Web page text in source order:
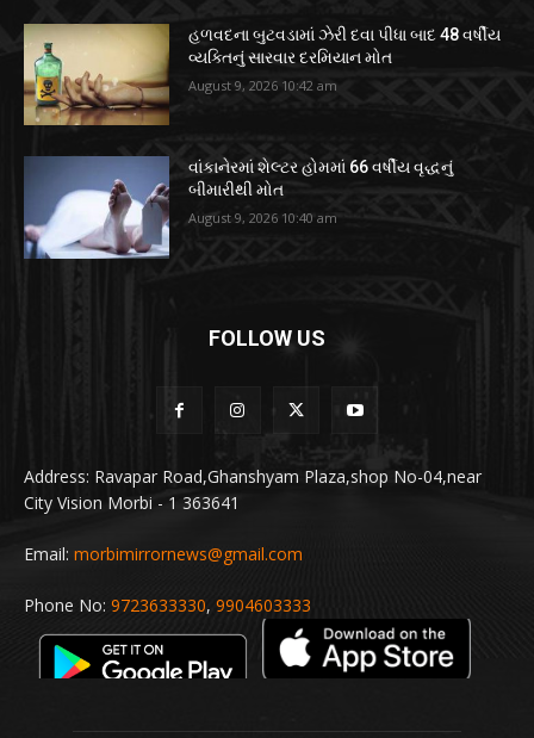
હળવદના બુટવડામાં ઝેરી દવા પીધા બાદ 48 વર્ષીય
વ્યક્તિનું સારવાર દરમિયાન મોત
August 9, 2026 10:42 am
વાંકાનેરમાં શેલ્ટર હોમમાં 66 વર્ષીય વૃદ્ધનું
બીમારીથી મોત
August 9, 2026 10:40 am
FOLLOW US
Address: Ravapar Road,Ghanshyam Plaza,shop No-04,near
City Vision Morbi - 1 363641
Email: morbimirrornews@gmail.com
Phone No: 9723633330, 9904603333